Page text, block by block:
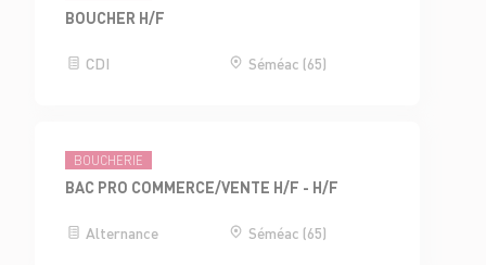
BOUCHER H/F
CDI Séméac (65)
BOUCHERIE
BAC PRO COMMERCE/VENTE H/F - H/F
Alternance Séméac (65)